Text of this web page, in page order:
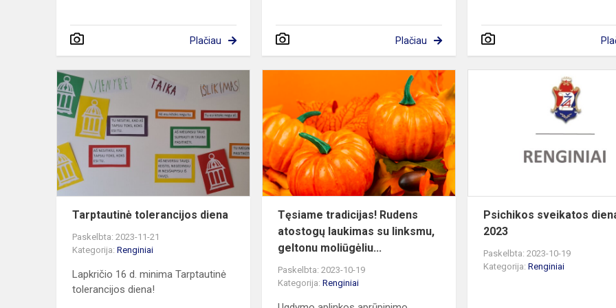
Plačiau Plačiau
diena
Tarptautinė tolerancijos diena
Paskelbta: 2023-11-21
Kategorija: Renginiai
Lapkričio 16 d. minima Tarptautinė
tolerancijos diena!
tradicijas!
Rudens
atostogų
laukimas
ge...
Tęsiame tradicijas! Rudens
atostogų laukimas su linksmu,
geltonu moliūgėliu...
Paskelbta: 2023-10-19
Kategorija:Renginiai
Psichikos sveikatos
2023
Paskelbta: 2023-10-19
Kategorija:Renginiai